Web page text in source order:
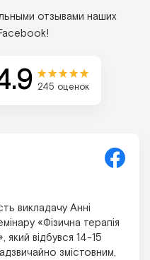
отзывами наших
245 оценок
викладачу Анні
«Фізична терапія
який відбувся 14-15
змістовним,